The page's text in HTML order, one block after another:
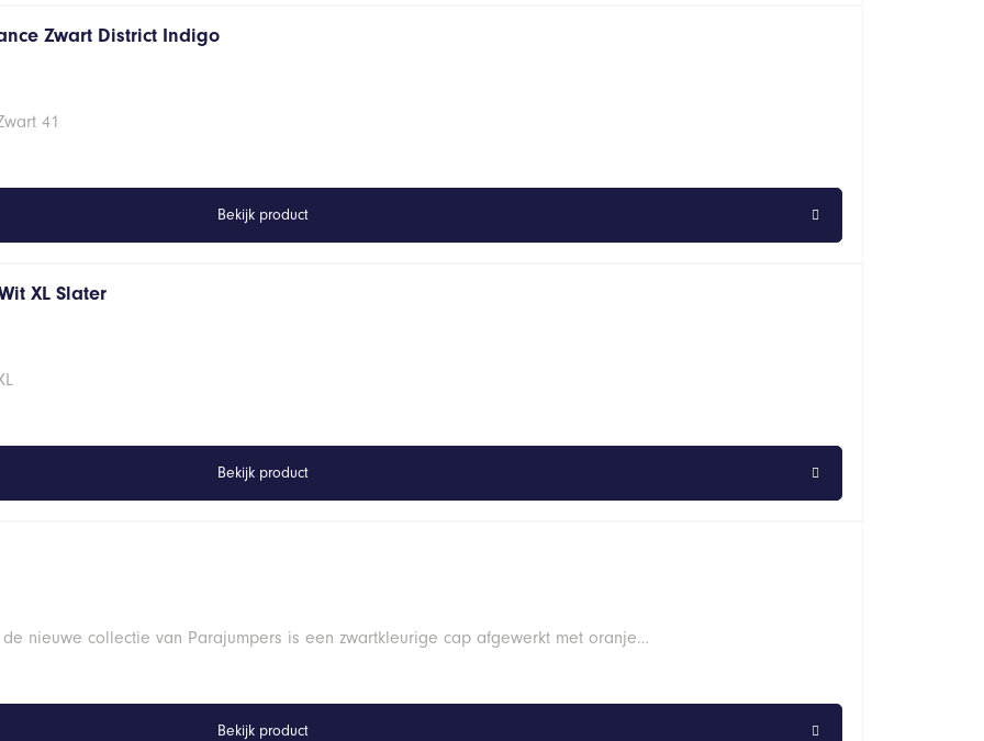
Zwart District Indigo
41
Bekijk product
XL Slater
Bekijk product
nieuwe collectie van Parajumpers is een zwartkleurige cap afgewerkt met oranje…
Bekijk product